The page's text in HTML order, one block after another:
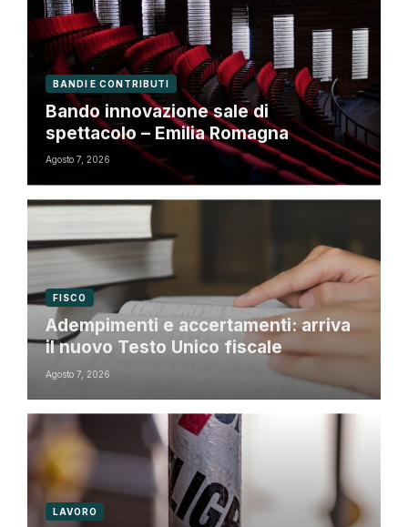
BANDI E CONTRIBUTI
Bando innovazione sale di
spettacolo – Emilia Romagna
Agosto 7, 2026
FISCO
Adempimenti e accertamenti: arriva
il nuovo Testo Unico fiscale
Agosto 7, 2026
LAVORO